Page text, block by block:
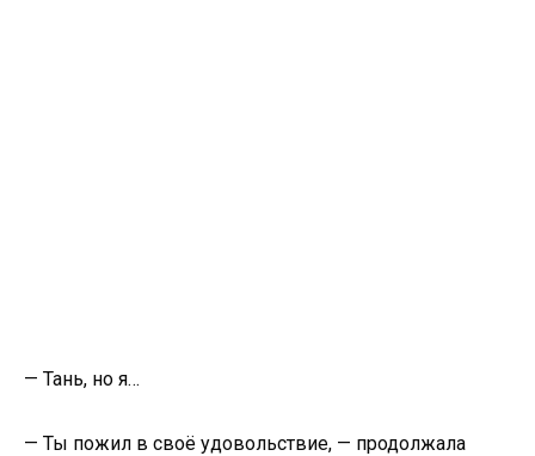
— Тань, но я…
— Ты пожил в своё удовольствие, — продолжала